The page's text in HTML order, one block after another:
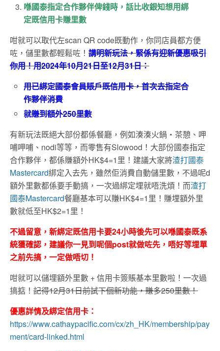
喺國泰指定合作夥伴俾錢時，話比收銀知想用綁
定既信用卡賺里數
咁就可以取代左scan QR code既動作，你同店員都方便
咗，儲里數都輕鬆咗！ 講明新玩法，緊係有迎新優惠吸引
你用！用2024年10月21日至12月31日：
用已綁定國泰會員賬戶既信用卡，首次去指定合
作夥伴消費
就賺到額外250里數
有新玩法既絕大部份都係餐廳，例如湊湊火鍋‧茶憩、呷
哺呷哺、nodi等等，而零售有Slowood！大部份國泰指定
合作夥伴，都係賺額外HK$4=1里！建議大家將渣打國泰
Mastercard綁定入去先，雖然佢消費自動儲里數，不過呢d
額外里數都係要手動搞，一次過綁定埋就唔洗煩！而渣打
國泰Mastercard餐廳基本可以賺HK$4=1里！賺埋額外里
數就低至HK$2=1里！
不過留意，新綁定既信用卡要24小時後先可以喺國泰既系
統獲確認，建議你一見到呢個post就做咗先，唔好等埋單
之前先搞，一定做唔切！
咁就可以儲埋額外里數 + 信用卡簽賬基本里數啦！一次過
搞掂！ 記得12月31日前試下個新功能，賺多250里數！
優惠詳情及綁定信用卡：
https://www.cathaypacific.com/cx/zh_HK/membership/pay
ment/card-linked.html